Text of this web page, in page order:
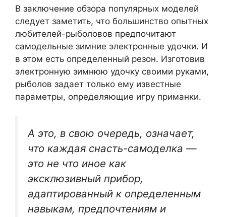
В заключение обзора популярных моделей
следует заметить, что большинство опытных
любителей-рыболовов предпочитают
самодельные зимние электронные удочки. И
в этом есть определенный резон. Изготовив
электронную зимнюю удочку своими руками,
рыболов задает только ему известные
параметры, определяющие игру приманки.
А это, в свою очередь, означает,
что каждая снасть-самоделка —
это не что иное как
эксклюзивный прибор,
адаптированный к определенным
навыкам, предпочтениям и